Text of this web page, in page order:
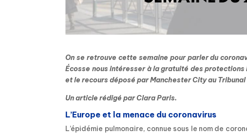
On se retrouve cette semaine pour parler du
Écosse nous intéresser à la gratuité des
et le recours déposé par Manchester City au
Un article rédigé par Clara Paris.
L’Europe et la menace du coronavirus
L’épidémie pulmonaire, connue sous le nom de